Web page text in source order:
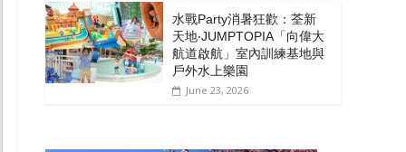
水戰Party消暑狂歡：荃新
天地‧JUMPTOPIA「向偉大
航道啟航」室內訓練基地與
戶外水上樂園
June 23, 2026